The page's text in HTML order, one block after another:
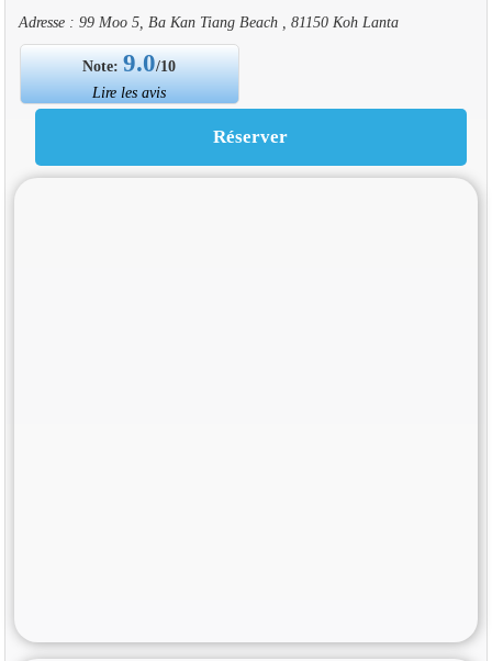
Adresse : 99 Moo 5, Ba Kan Tiang Beach , 81150 Koh Lanta
Note:9.0/10
Lire les avis